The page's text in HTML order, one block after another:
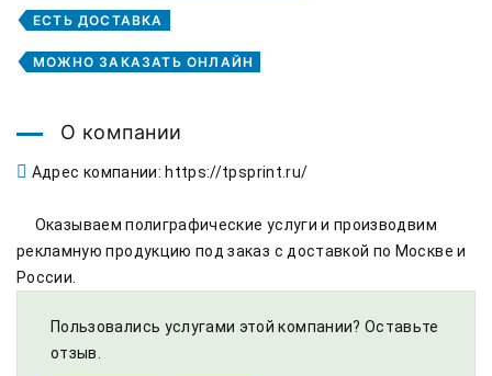
ЕСТЬ ДОСТАВКА
МОЖНО ЗАКАЗАТЬ ОНЛАЙН
О компании
Адрес компании: https://tpsprint.ru/
рекламную продукцию под заказ с доставкой по Москве и
России.
Пользовались услугами этой компании? Оставьте
отзыв.